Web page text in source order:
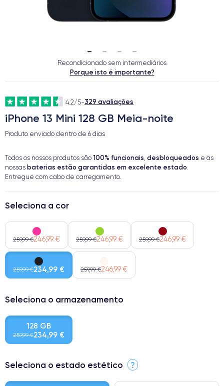
Recondicionado sem intermediários
Porque isto é importante?
4.2/5-329 avaliações
iPhone 13 Mini 128 GB Meia-noite
Produto enviado dentro de 6 dias
Todos os nossos produtos são 100% funcionais, desbloqueados e as
nossas baterias estão garantidas em excelente estado.
Entregue com cabo de carregamento.
Seleciona a cor
259,99 €246,99 € 259,99 €246,99 € 259,99 €246,99 €
259,99 €234,99 € 259,99 €246,99 €
Seleciona o armazenamento
128 GB
259,99 €234,99 €
Seleciona o estado estético ?